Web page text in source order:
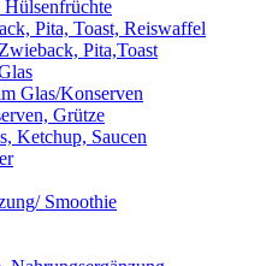
Hülsenfrüchte
Pita, Toast, Reiswaffel
Pita,Toast
Glas/Konserven
Grütze
Ketchup, Saucen
Smoothie